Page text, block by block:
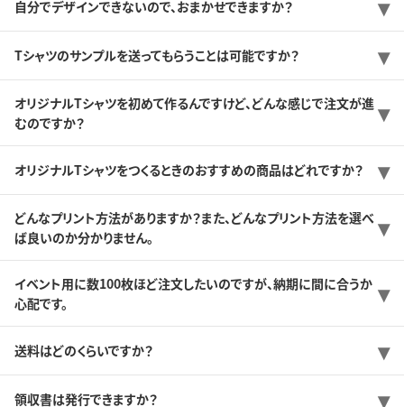
自分でデザインできないので、おまかせできますか？
Tシャツのサンプルを送ってもらうことは可能ですか？
オリジナルTシャツを初めて作るんですけど、どんな感じで注文が進
むのですか？
オリジナルTシャツをつくるときのおすすめの商品はどれですか？
どんなプリント方法がありますか？また、どんなプリント方法を選べ
ば良いのか分かりません。
イベント用に数100枚ほど注文したいのですが、納期に間に合うか
心配です。
送料はどのくらいですか？
領収書は発行できますか？